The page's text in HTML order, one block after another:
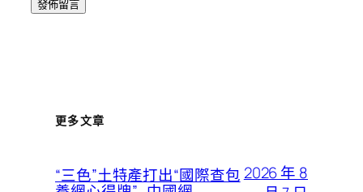
更多文章
“三色”土特產打出“國際查包 2026 年 8